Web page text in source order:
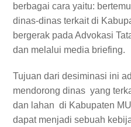
berbagai cara yaitu:
dinas-dinas terkait di
bergerak pada Advokasi
dan melalui media briefing.
Tujuan dari desiminasi ini
mendorong dinas yang
dan lahan di Kabupaten
dapat menjadi sebuah